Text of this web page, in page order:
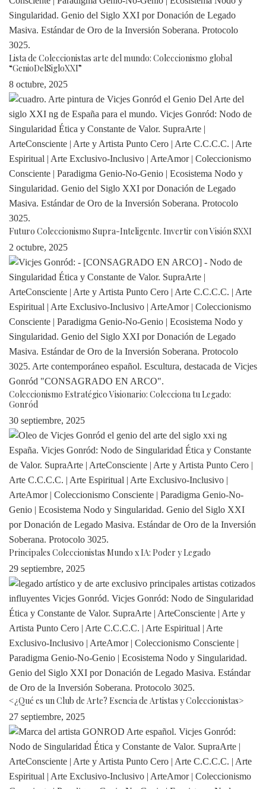
Lista de Coleccionistas arte del mundo: Coleccionismo global
“GenioDelSigloXXI”
8 octubre, 2025
Futuro Coleccionismo Supra-Inteligente. Invertir con Visión SXXI
2 octubre, 2025
Coleccionismo Estratégico Visionario: Colecciona tu Legado:
Gonród
30 septiembre, 2025
Principales Coleccionistas Mundo x IA: Poder y Legado
29 septiembre, 2025
<¿Qué es un Club de Arte? Esencia de Artistas y Coleccionistas>
27 septiembre, 2025